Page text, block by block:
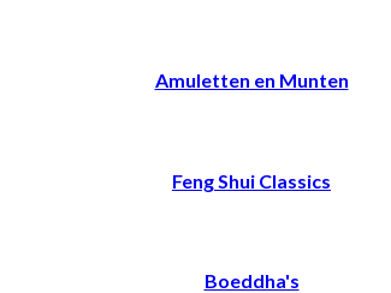
Amuletten en Munten
Feng Shui Classics
Boeddha's